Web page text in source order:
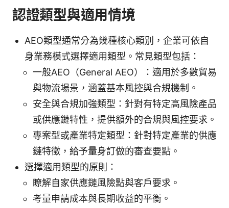
認證類型與適用情境
AEO類型通常分為幾種核心類別，企業可依自
身業務模式選擇適用類型。常見類型包括：
一般AEO（General AEO）：適用於多數貿易
與物流場景，涵蓋基本風控與合規機制。
安全與合規加強類型：針對有特定高風險產品
或供應鏈特性，提供額外的合規與風控要求。
專案型或產業特定類型：針對特定產業的供應
鏈特徵，給予量身訂做的審查要點。
選擇適用類型的原則：
瞭解自家供應鏈風險點與客戶要求。
考量申請成本與長期收益的平衡。